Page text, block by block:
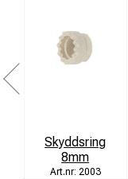
Skyddsring
8mm
2003